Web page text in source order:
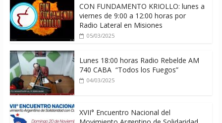
CON FUNDAMENTO KRIOLLO: lunes a
viernes de 9:00 a 12:00 horas por
Radio Lateral en Misiones
05/03/2025
Lunes 18:00 horas Radio Rebelde AM
740 CABA “Todos los Fuegos”
04/03/2025
XVII° Encuentro Nacional del